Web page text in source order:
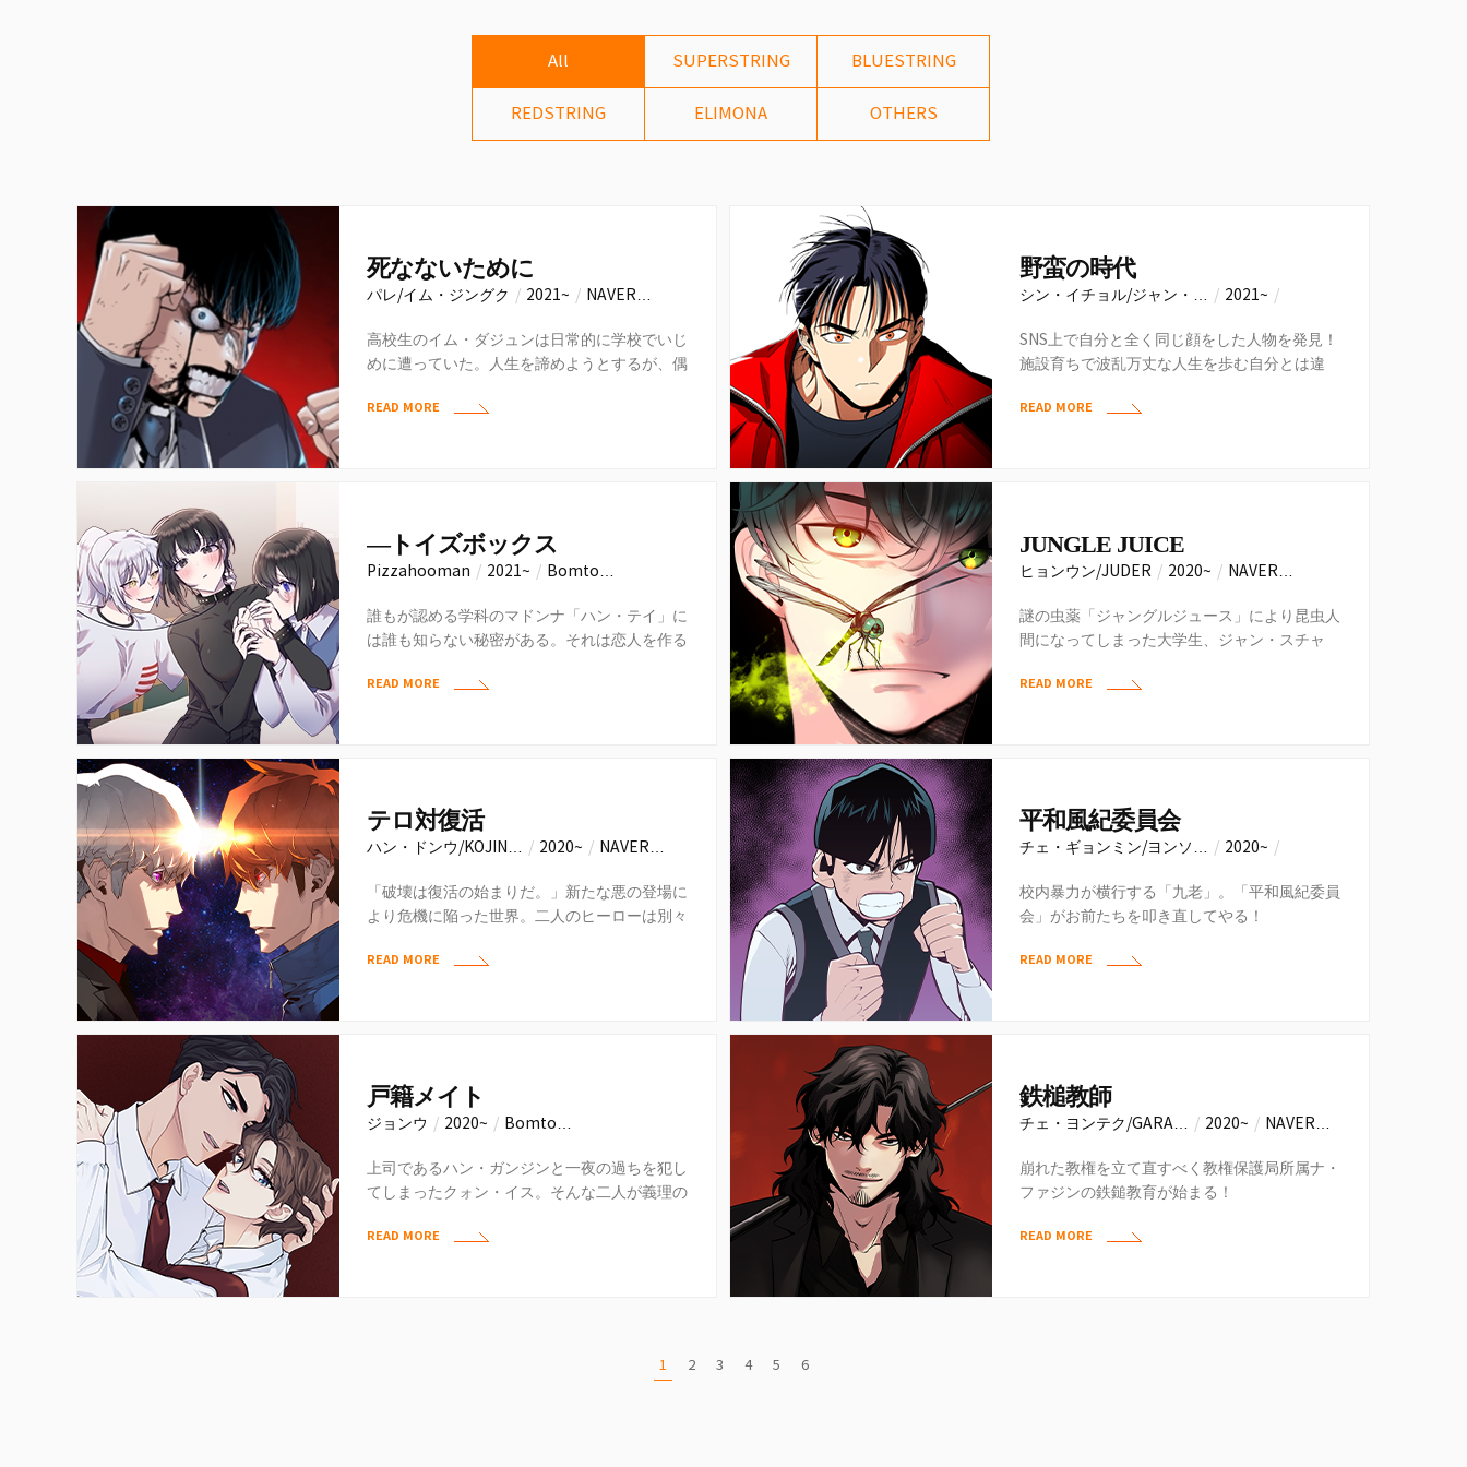
All SUPERSTRING BLUESTRING
REDSTRING ELIMONA OTHERS
死なないために
パレ/イム・ジングク / 2021~ / NAVER…
高校生のイム・ダジュンは日常的に学校でいじ
めに遭っていた。人生を諦めようとするが、偶
感銘…
READ MORE
野蛮の時代
シン・イチョル/ジャン・… / 2021~ /
SNS上で自分と全く同じ顔をした人物を発見！
施設育ちで波乱万丈な人生を歩む自分とは違
れた…
READ MORE
―トイズボックス
Pizzahooman / 2021~ / Bomto…
誰もが認める学科のマドンナ「ハン・テイ」に
は誰も知らない秘密がある。それは恋人を作る
る日…
READ MORE
JUNGLE JUICE
ヒョンウン/JUDER / 2020~ / NAVER…
謎の虫薬「ジャングルジュース」により昆虫人
間になってしまった大学生、ジャン・スチャ
ある日…
READ MORE
テロ対復活
ハン・ドンウ/KOJIN… / 2020~ / NAVER…
「破壊は復活の始まりだ。」新たな悪の登場に
より危機に陥った世界。二人のヒーローは別々
READ MORE
平和風紀委員会
チェ・ギョンミン/ヨンソ… / 2020~ /
校内暴力が横行する「九老」。「平和風紀委員
会」がお前たちを叩き直してやる！
READ MORE
戸籍メイト
ジョンウ / 2020~ / Bomto…
上司であるハン・ガンジンと一夜の過ちを犯し
てしまったクォン・イス。そんな二人が義理の
同居…
READ MORE
鉄槌教師
チェ・ヨンテク/GARA… / 2020~ / NAVER…
崩れた教権を立て直すべく教権保護局所属ナ・
ファジンの鉄鎚教育が始まる！
READ MORE
1 2 3 4 5 6